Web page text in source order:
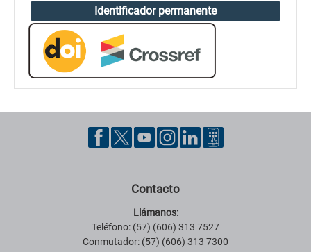
Identificador permanente
Contacto
Llámanos:
Teléfono: (57) (606) 313 7527
Conmutador: (57) (606) 313 7300